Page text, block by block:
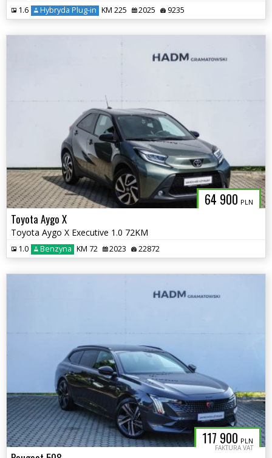
1.6 Hybryda Plug-in KM 225 2025 9235
64 900 PLN
Toyota Aygo X
Toyota Aygo X Executive 1.0 72KM
1.0 Benzyna KM 72 2023 22872
117 900 PLN
FAKTURA VAT